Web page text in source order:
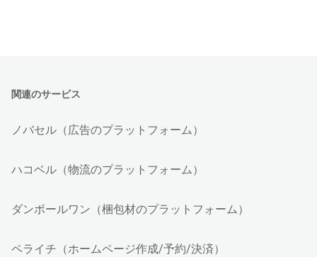
関連のサービス
ノバセル（広告のプラットフォーム）
ハコベル（物流のプラットフォーム）
ダンボールワン（梱包材のプラットフォーム）
ペライチ（ホームページ作成/予約/決済）